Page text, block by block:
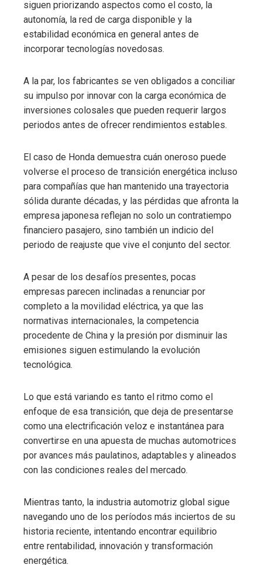
siguen priorizando aspectos como el costo, la
autonomía, la red de carga disponible y la
estabilidad económica en general antes de
incorporar tecnologías novedosas.
A la par, los fabricantes se ven obligados a conciliar
su impulso por innovar con la carga económica de
inversiones colosales que pueden requerir largos
periodos antes de ofrecer rendimientos estables.
El caso de Honda demuestra cuán oneroso puede
volverse el proceso de transición energética incluso
para compañías que han mantenido una trayectoria
sólida durante décadas, y las pérdidas que afronta la
empresa japonesa reflejan no solo un contratiempo
financiero pasajero, sino también un indicio del
periodo de reajuste que vive el conjunto del sector.
A pesar de los desafíos presentes, pocas
empresas parecen inclinadas a renunciar por
completo a la movilidad eléctrica, ya que las
normativas internacionales, la competencia
procedente de China y la presión por disminuir las
emisiones siguen estimulando la evolución
tecnológica.
Lo que está variando es tanto el ritmo como el
enfoque de esa transición, que deja de presentarse
como una electrificación veloz e instantánea para
convertirse en una apuesta de muchas automotrices
por avances más paulatinos, adaptables y alineados
con las condiciones reales del mercado.
Mientras tanto, la industria automotriz global sigue
navegando uno de los períodos más inciertos de su
historia reciente, intentando encontrar equilibrio
entre rentabilidad, innovación y transformación
energética.